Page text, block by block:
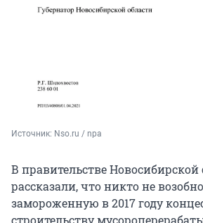
Источник: Nso.ru / npa
В правительстве Новосибирской
рассказали, что никто не
замороженную в 2017 году
строительству